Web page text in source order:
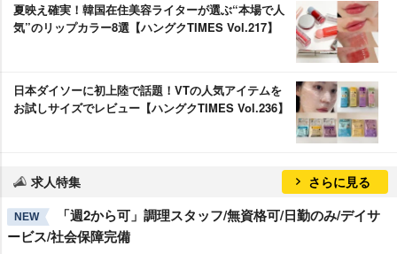
夏映え確実！韓国在住美容ライターが選ぶ“本場で人
気”のリップカラー8選【ハングクTIMES Vol.217】
日本ダイソーに初上陸で話題！VTの人気アイテムを
お試しサイズでレビュー【ハングクTIMES Vol.236】
求人特集 さらに見る
NEW
「週2から可」調理スタッフ/無資格可/日勤のみ/デイサ
ービス/社会保障完備